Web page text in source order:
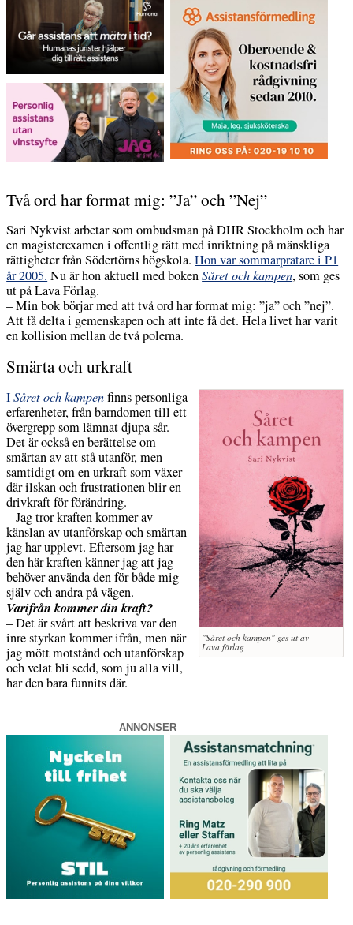
Två ord har format mig: ”Ja” och ”Nej”
Sari Nykvist arbetar som ombudsman på DHR Stockholm och har
en magisterexamen i offentlig rätt med inriktning på mänskliga
rättigheter från Södertörns högskola.Hon var sommarpratare i P1
år 2005. Nu är hon aktuell med bokenSåret och kampen, som ges
ut på Lava Förlag.
– Min bok börjar med att två ord har format mig: ”ja” och ”nej”.
Att få delta i gemenskapen och att inte få det. Hela livet har varit
en kollision mellan de två polerna.
Smärta och urkraft
"Såret och kampen" ges ut av
Lava förlag
ISåret och kampenfinns personliga
erfarenheter, från barndomen till ett
övergrepp som lämnat djupa sår.
Det är också en berättelse om
smärtan av att stå utanför, men
samtidigt om en urkraft som växer
där ilskan och frustrationen blir en
drivkraft för förändring.
– Jag tror kraften kommer av
känslan av utanförskap och smärtan
jag har upplevt. Eftersom jag har
den här kraften känner jag att jag
behöver använda den för både mig
själv och andra på vägen.
Varifrån kommer din kraft?
– Det är svårt att beskriva var den
inre styrkan kommer ifrån, men när
jag mött motstånd och utanförskap
och velat bli sedd, som ju alla vill,
har den bara funnits där.
ANNONSER